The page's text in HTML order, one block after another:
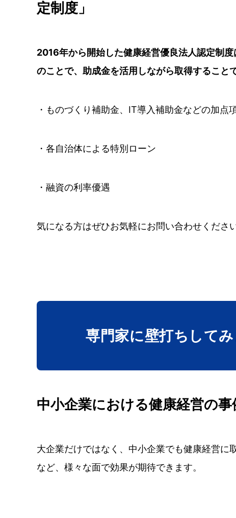
定制度」
2016年から開始した健康経営優良法人認定制
のことで、助成金を活用しながら取得すること
・ものづくり補助金、IT導入補助金などの加点
・各自治体による特別ローン
・融資の利率優遇
気になる方はぜひお気軽にお問い合わせください
専門家に壁打ち して
中小企業における健康経営の事
大企業だけではなく、中小企業でも健康経営
など、様々な面で効果が期待できます。